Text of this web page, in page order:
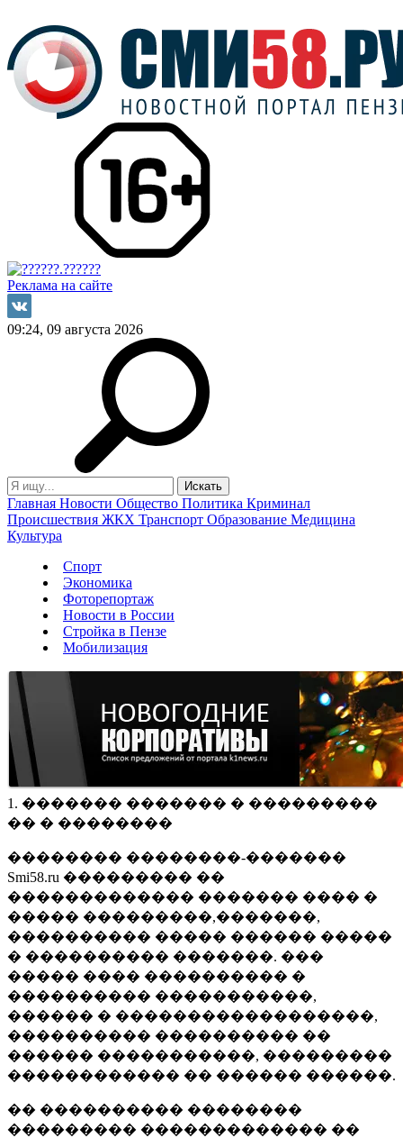
Реклама на сайте
09:24, 09 августа 2026
Главная Новости Общество Политика Криминал
Происшествия ЖКХ Транспорт Образование Медицина
Культура
Спорт
Экономика
Фоторепортаж
Новости в России
Стройка в Пензе
Мобилизация
1. ������� ������� � ���������
�� � ��������
�������� ��������-�������
Smi58.ru ��������� ��
������������� ������� ���� �
����� ���������,�������,
���������� ����� ������ �����
� ���������� �������. ���
����� ���� ���������� �
���������� �����������,
������ � ������������������,
���������� ���������� ��
������ �����������, ���������
������������ �� ������ ������.
�� ���������� ��������
��������� ������������� ��